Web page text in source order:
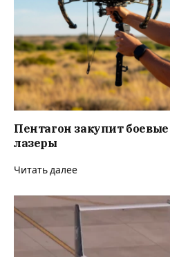
Пентагон закупит
лазеры
Читать далее